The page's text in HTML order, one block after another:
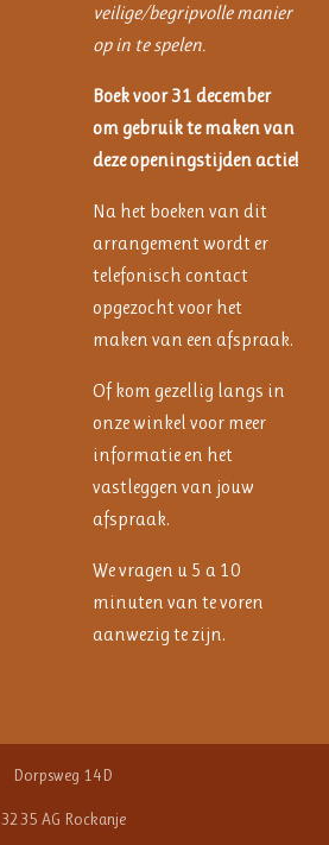
veilige/begripvolle manier
op in te spelen.
Boek voor 31 december
om gebruik te maken van
deze openingstijden actie!
Na het boeken van dit
arrangement wordt er
telefonisch contact
opgezocht voor het
maken van een afspraak.
Of kom gezellig langs in
onze winkel voor meer
informatie en het
vastleggen van jouw
afspraak.
We vragen u 5 a 10
minuten van te voren
aanwezig te zijn.
Dorpsweg 14D
3235 AG Rockanje